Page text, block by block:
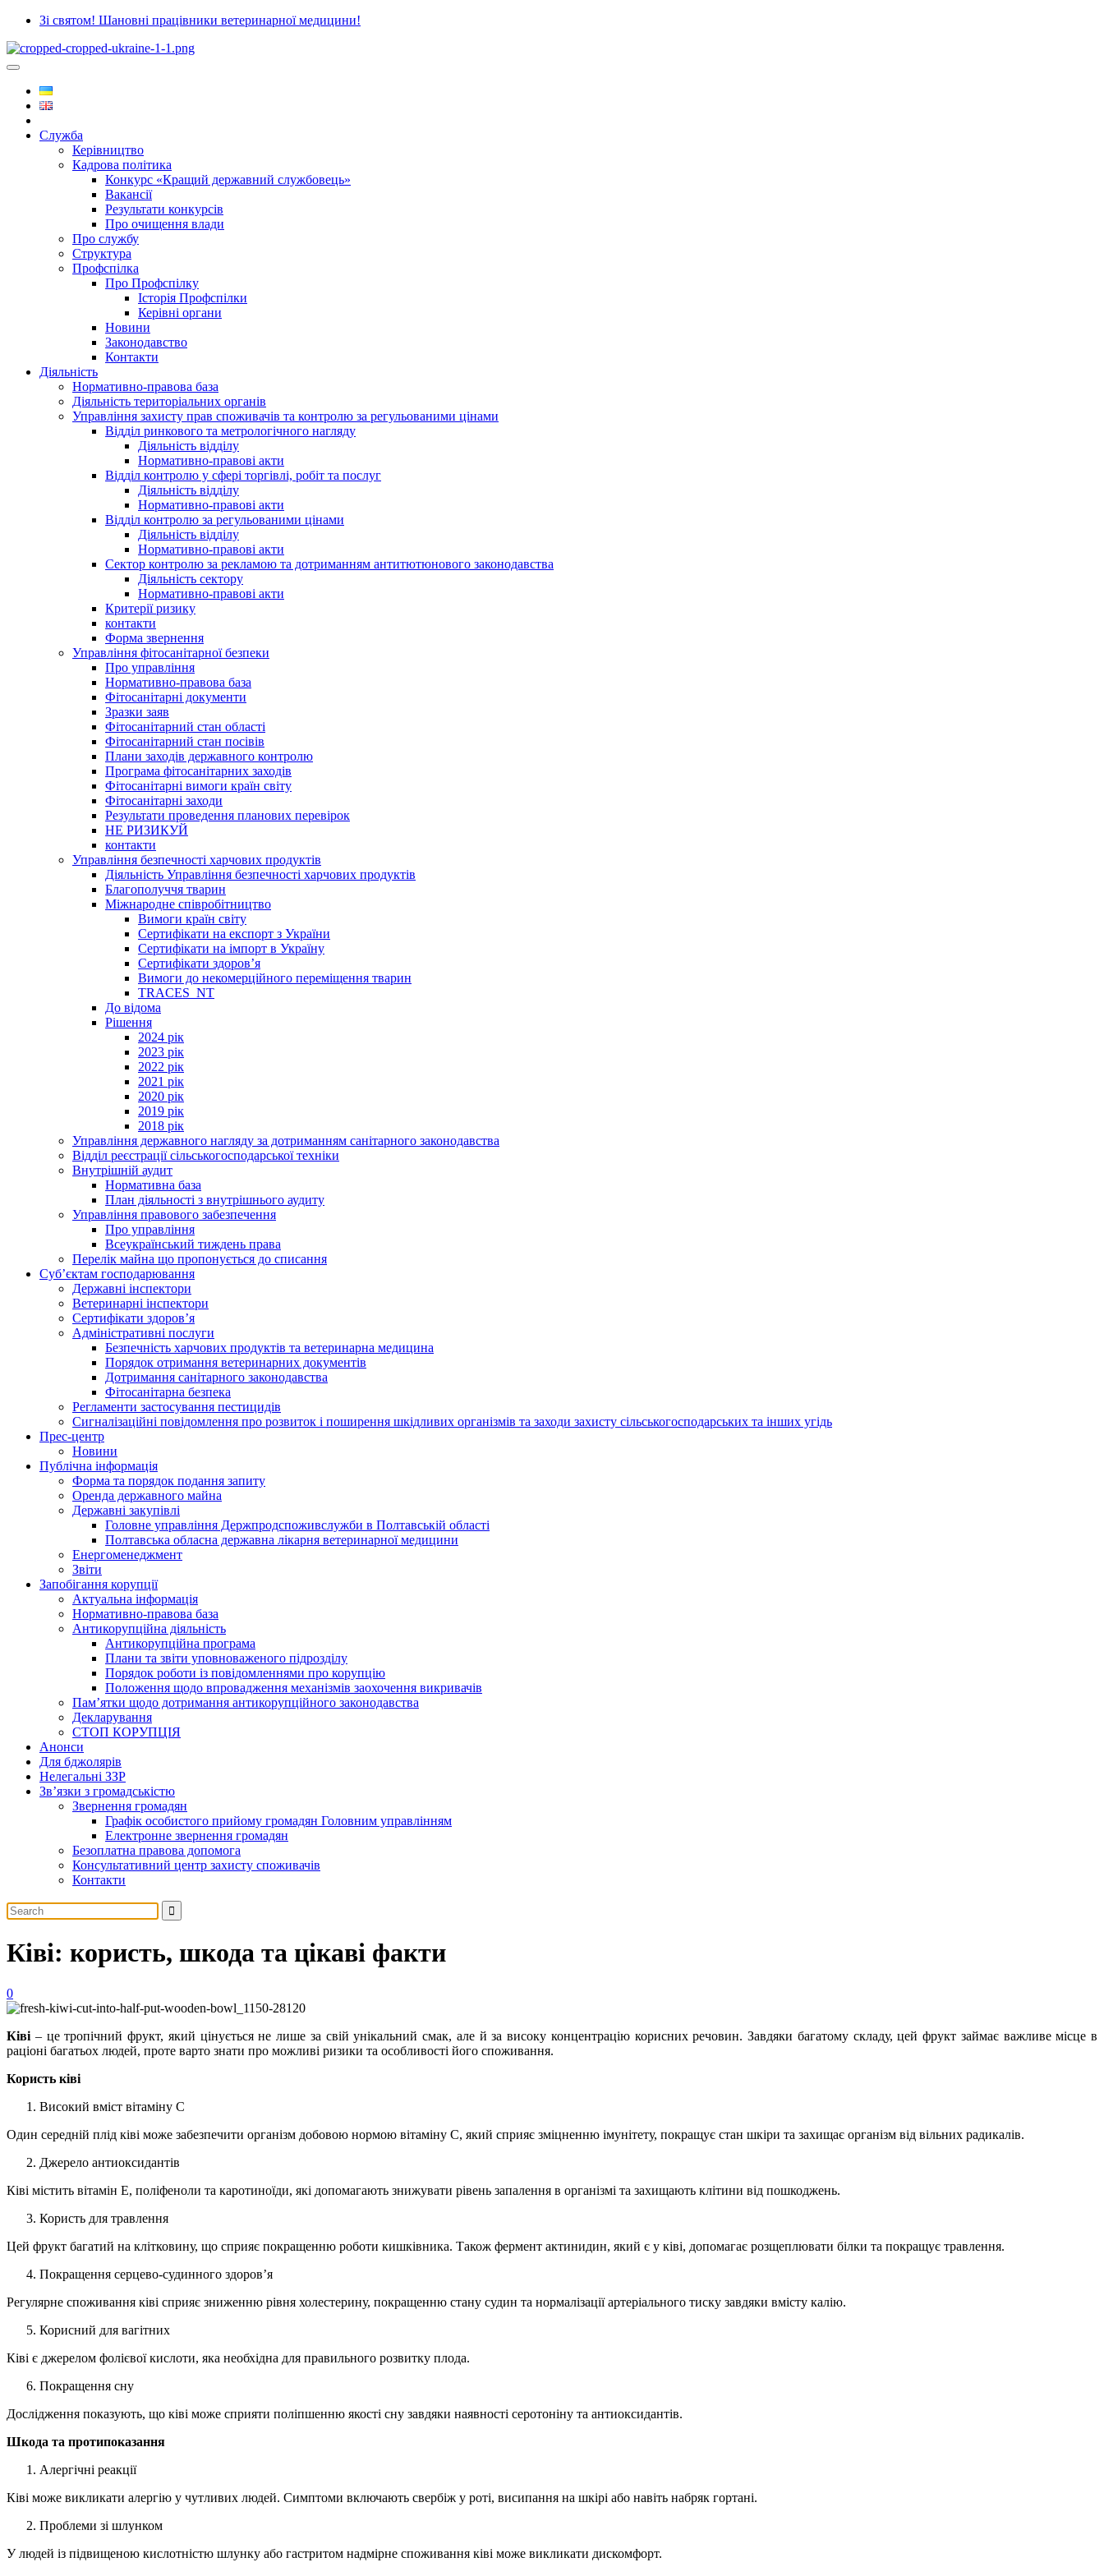
Зі святом! Шановні працівники ветеринарної медицини!
Служба
Керівництво
Кадрова політика
Конкурс «Кращий державний службовець»
Вакансії
Результати конкурсів
Про очищення влади
Про службу
Структура
Профспілка
Про Профспілку
Історія Профспілки
Керівні органи
Новини
Законодавство
Контакти
Діяльність
Нормативно-правова база
Діяльність територіальних органів
Управління захисту прав споживачів та контролю за регульованими цінами
Відділ ринкового та метрологічного нагляду
Діяльність відділу
Нормативно-правові акти
Відділ контролю у сфері торгівлі, робіт та послуг
Діяльність відділу
Нормативно-правові акти
Відділ контролю за регульованими цінами
Діяльність відділу
Нормативно-правові акти
Сектор контролю за рекламою та дотриманням антитютюнового законодавства
Діяльність сектору
Нормативно-правові акти
Критерії ризику
контакти
Форма звернення
Управління фітосанітарної безпеки
Про управління
Нормативно-правова база
Фітосанітарні документи
Зразки заяв
Фітосанітарний стан області
Фітосанітарний стан посівів
Плани заходів державного контролю
Програма фітосанітарних заходів
Фітосанітарні вимоги країн світу
Фітосанітарні заходи
Результати проведення планових перевірок
НЕ РИЗИКУЙ
контакти
Управління безпечності харчових продуктів
Діяльність Управління безпечності харчових продуктів
Благополуччя тварин
Міжнародне співробітництво
Вимоги країн світу
Сертифікати на експорт з України
Сертифікати на імпорт в Україну
Сертифікати здоров’я
Вимоги до некомерційного переміщення тварин
TRACES_NT
До відома
Рішення
2024 рік
2023 рік
2022 рік
2021 рік
2020 рік
2019 рік
2018 рік
Управління державного нагляду за дотриманням санітарного законодавства
Відділ реєстрації сільськогосподарської техніки
Внутрішній аудит
Нормативна база
План діяльності з внутрішнього аудиту
Управління правового забезпечення
Про управління
Всеукраїнський тиждень права
Перелік майна що пропонується до списання
Суб’єктам господарювання
Державні інспектори
Ветеринарні інспектори
Сертифікати здоров’я
Адміністративні послуги
Безпечність харчових продуктів та ветеринарна медицина
Порядок отримання ветеринарних документів
Дотримання санітарного законодавства
Фітосанітарна безпека
Регламенти застосування пестицидів
Сигналізаційні повідомлення про розвиток і поширення шкідливих організмів та заходи захисту сільськогосподарських та інших угідь
Прес-центр
Новини
Публічна інформація
Форма та порядок подання запиту
Оренда державного майна
Державні закупівлі
Головне управління Держпродспоживслужби в Полтавській області
Полтавська обласна державна лікарня ветеринарної медицини
Енергоменеджмент
Звіти
Запобігання корупції
Актуальна інформація
Нормативно-правова база
Антикорупційна діяльність
Антикорупційна програма
Плани та звіти уповноваженого підрозділу
Порядок роботи із повідомленнями про корупцію
Положення щодо впровадження механізмів заохочення викривачів
Пам’ятки щодо дотримання антикорупційного законодавства
Декларування
СТОП КОРУПЦІЯ
Анонси
Для бджолярів
Нелегальні ЗЗР
Зв’язки з громадськістю
Звернення громадян
Графік особистого прийому громадян Головним управлінням
Електронне звернення громадян
Безоплатна правова допомога
Консультативний центр захисту споживачів
Контакти
Ківі: користь, шкода та цікаві факти
0
Ківі – це тропічний фрукт, який цінується не лише за свій унікальний смак, але й за високу концентрацію корисних речовин. Завдяки багатому складу, цей фрукт займає важливе місце в
раціоні багатьох людей, проте варто знати про можливі ризики та особливості його споживання.
Користь ківі
Високий вміст вітаміну С
Один середній плід ківі може забезпечити організм добовою нормою вітаміну С, який сприяє зміцненню імунітету, покращує стан шкіри та захищає організм від вільних радикалів.
Джерело антиоксидантів
Ківі містить вітамін Е, поліфеноли та каротиноїди, які допомагають знижувати рівень запалення в організмі та захищають клітини від пошкоджень.
Користь для травлення
Цей фрукт багатий на клітковину, що сприяє покращенню роботи кишківника. Також фермент актинидин, який є у ківі, допомагає розщеплювати білки та покращує травлення.
Покращення серцево-судинного здоров’я
Регулярне споживання ківі сприяє зниженню рівня холестерину, покращенню стану судин та нормалізації артеріального тиску завдяки вмісту калію.
Корисний для вагітних
Ківі є джерелом фолієвої кислоти, яка необхідна для правильного розвитку плода.
Покращення сну
Дослідження показують, що ківі може сприяти поліпшенню якості сну завдяки наявності серотоніну та антиоксидантів.
Шкода та протипоказання
Алергічні реакції
Ківі може викликати алергію у чутливих людей. Симптоми включають свербіж у роті, висипання на шкірі або навіть набряк гортані.
Проблеми зі шлунком
У людей із підвищеною кислотністю шлунку або гастритом надмірне споживання ківі може викликати дискомфорт.